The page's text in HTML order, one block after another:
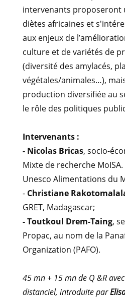
intervenants proposeront
diètes africaines et
aux enjeux de
culture et de variétés de
(diversité des amylacés,
végétales/animales…),
production diversifiée au
le rôle des politiques
Intervenants :
- Nicolas Bricas, socio-
Mixte de recherche
Unesco Alimentations du
- Christiane
GRET, Madagascar;
- Toutkoul Drem-Taing,
Propac, au nom de la
Organization (PAFO).
45 mn + 15 mn de Q &R
distanciel, introduite par